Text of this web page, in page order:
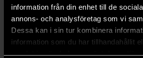
information från din enhet till de
annons- och analysföretag som vi
Dessa kan i sin tur kombinera
information som du har tillhandahållit
samlat in när du har använt deras